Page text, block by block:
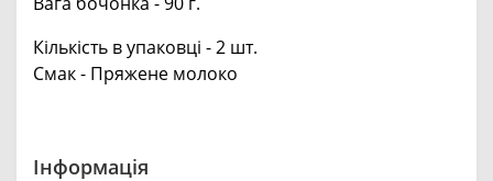
Кількість в упаковці - 2 шт.
Смак - Пряжене молоко
Інформація